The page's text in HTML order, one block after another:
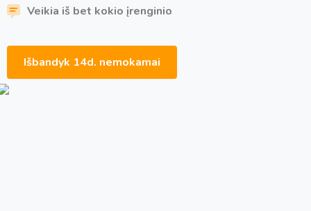
Veikia iš bet kokio įrenginio
Išbandyk 14d. nemokamai